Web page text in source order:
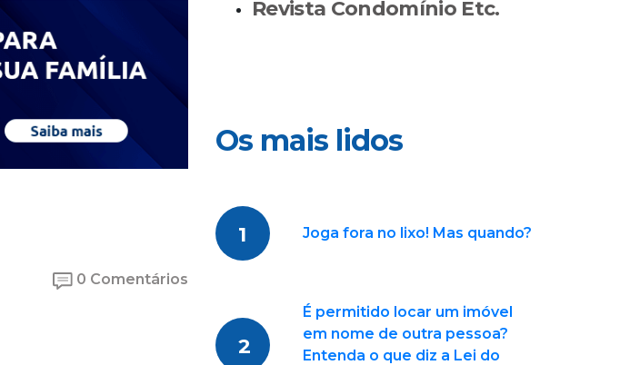
0 Comentários
Revista Condomínio Etc.
Os mais lidos
1 Joga fora no lixo! Mas quando?
2
É permitido locar um imóvel
em nome de outra pessoa?
Entenda o que diz a Lei do